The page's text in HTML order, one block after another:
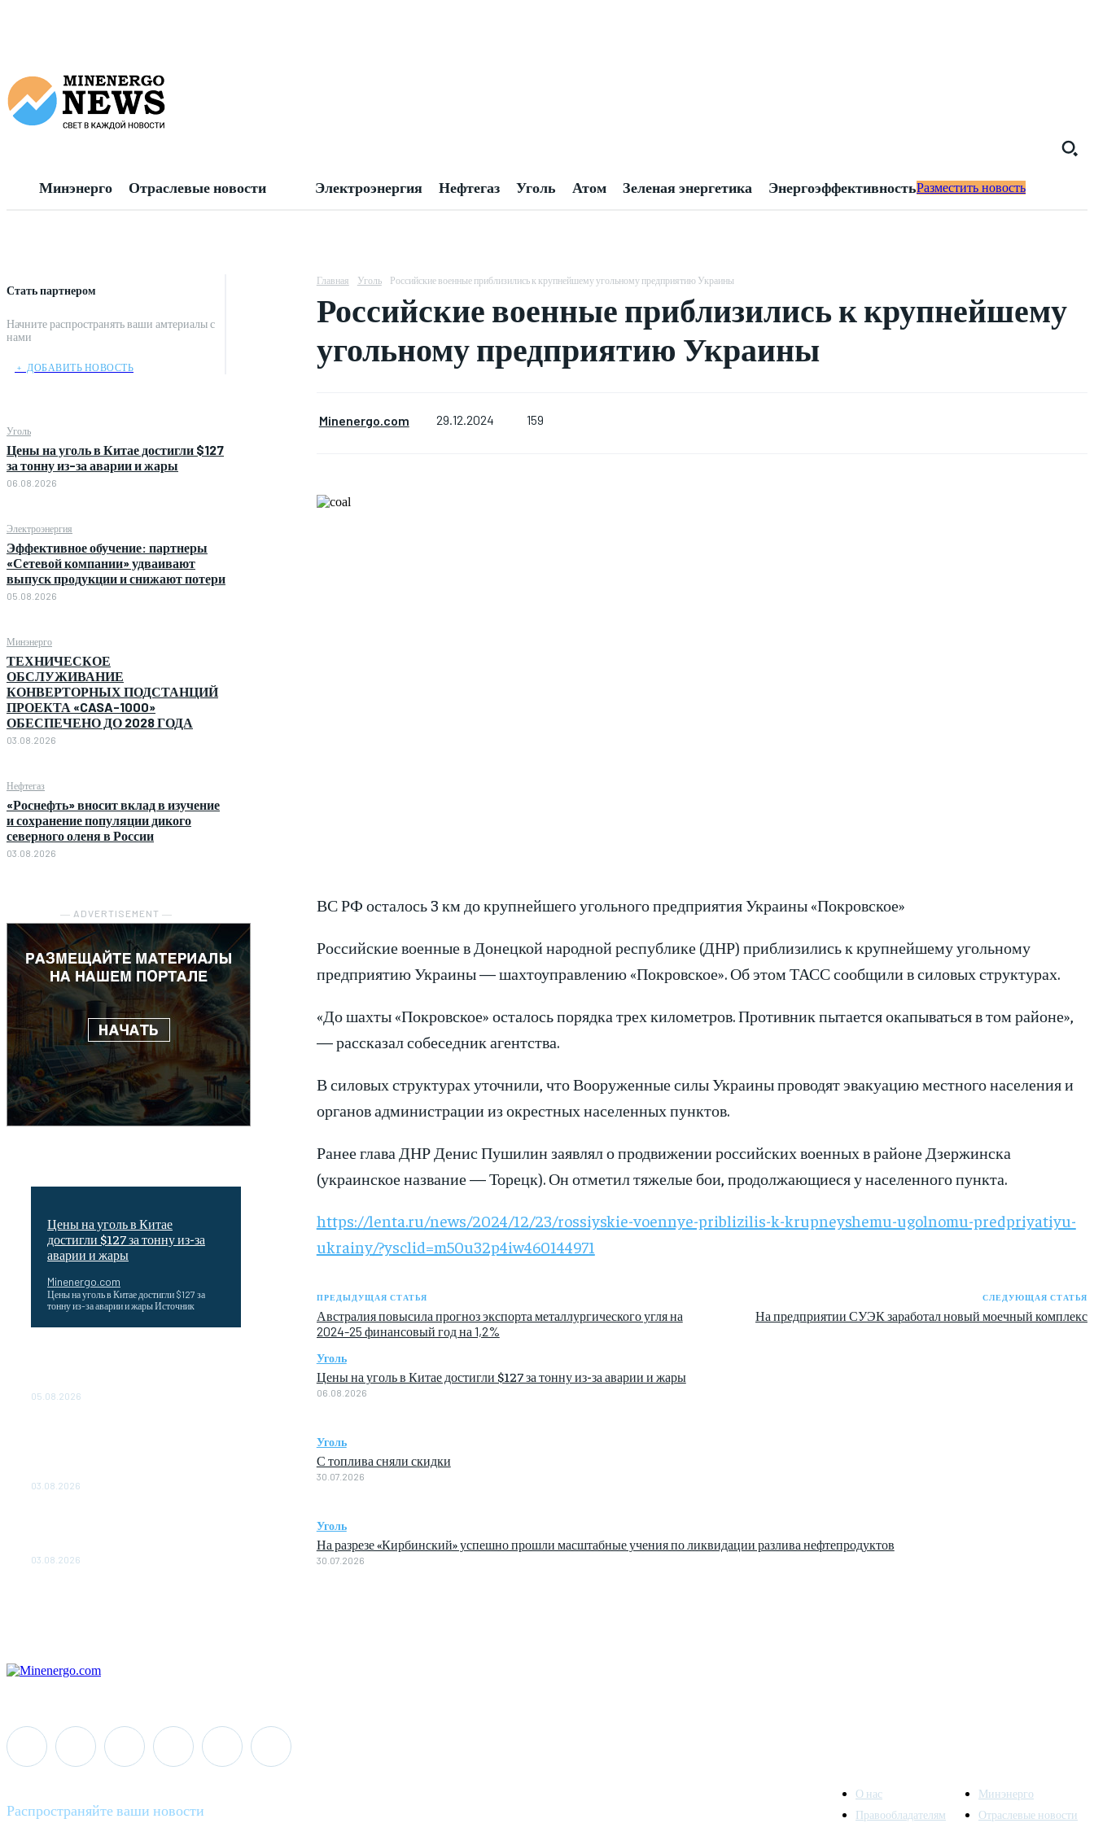
Минэнерго Отраслевые новости Электроэнергия Нефтегаз Уголь Атом Зеленая энергетика ЭнергоэффективностьРазместить новость
Стать партнером
Начните распространять ваши амтериалы с
нами
﹢ ДОБАВИТЬ НОВОСТЬ
Уголь
Цены на уголь в Китае достигли $127
за тонну из-за аварии и жары
06.08.2026
Электроэнергия
Эффективное обучение: партнеры
«Сетевой компании» удваивают
выпуск продукции и снижают потери
05.08.2026
Минэнерго
ТЕХНИЧЕСКОЕ
ОБСЛУЖИВАНИЕ
КОНВЕРТОРНЫХ ПОДСТАНЦИЙ
ПРОЕКТА «CASA-1000»
ОБЕСПЕЧЕНО ДО 2028 ГОДА
03.08.2026
Нефтегаз
«Роснефть» вносит вклад в изучение
и сохранение популяции дикого
северного оленя в России
03.08.2026
― ADVERTISEMENT ―
Цены на уголь в Китае
достигли $127 за тонну из-за
аварии и жары
Minenergo.com
Цены на уголь в Китае достигли $127 за
тонну из-за аварии и жары Источник
05.08.2026
03.08.2026
03.08.2026
Главная Уголь Российские военные приблизились к крупнейшему угольному предприятию Украины
Российские военные приблизились к крупнейшему
угольному предприятию Украины
Minenergo.com 29.12.2024 159
ВС РФ осталось 3 км до крупнейшего угольного предприятия Украины «Покровское»
Российские военные в Донецкой народной республике (ДНР) приблизились к крупнейшему угольному
предприятию Украины — шахтоуправлению «Покровское». Об этом ТАСС сообщили в силовых структурах.
«До шахты «Покровское» осталось порядка трех километров. Противник пытается окапываться в том районе»,
— рассказал собеседник агентства.
В силовых структурах уточнили, что Вооруженные силы Украины проводят эвакуацию местного населения и
органов администрации из окрестных населенных пунктов.
Ранее глава ДНР Денис Пушилин заявлял о продвижении российских военных в районе Дзержинска
(украинское название — Торецк). Он отметил тяжелые бои, продолжающиеся у населенного пункта.
https://lenta.ru/news/2024/12/23/rossiyskie-voennye-priblizilis-k-krupneyshemu-ugolnomu-predpriyatiyu-
ukrainy/?ysclid=m50u32p4iw460144971
ПРЕДЫДУЩАЯ СТАТЬЯ
Австралия повысила прогноз экспорта металлургического угля на
2024-25 финансовый год на 1,2%
СЛЕДУЮЩАЯ СТАТЬЯ
На предприятии СУЭК заработал новый моечный комплекс
Уголь
Цены на уголь в Китае достигли $127 за тонну из-за аварии и жары
06.08.2026
Уголь
С топлива сняли скидки
30.07.2026
Уголь
На разрезе «Кирбинский» успешно прошли масштабные учения по ликвидации разлива нефтепродуктов
30.07.2026
Распространяйте ваши новости
О нас
Правообладателям
Минэнерго
Отраслевые новости